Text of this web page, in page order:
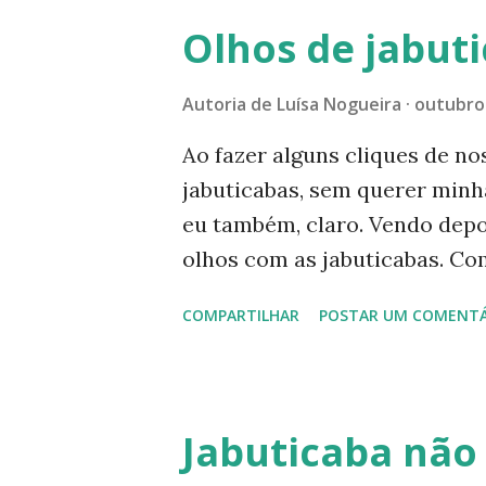
tentar mais alguns cliques.
Limão imperial? Limão
neste mesmo blog.
páginas. Neste exato
visualizações. Estamos
todos vocês que por aqui
Olhos de
Autoria de Luísa Nogueira outubro
Ao fazer alguns cliques de
jabuticabas, sem querer
eu também, claro. Vendo
olhos com as jabuticabas.
foto Gostou? E você,
aqui e aqui . Ou, se preferir:
https://
COMPARTILHAR POSTAR UM
Jabuticaba